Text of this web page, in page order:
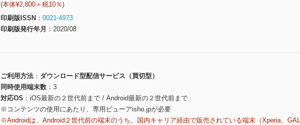
(本体¥2,800＋税10％)
印刷版ISSN
0021-4973
印刷版発行年月
2020/08
ご利用方法
ダウンロード型配信サービス（買切型）
同時使用端末数
3
対応OS
iOS最新の２世代前まで / Android最新の２世代前まで
※コンテンツの使用にあたり、専用ビューアisho.jpが必要
※Androidは、Android２世代前の端末のうち、国内キャリア経由で販売されている端末（Xperia、